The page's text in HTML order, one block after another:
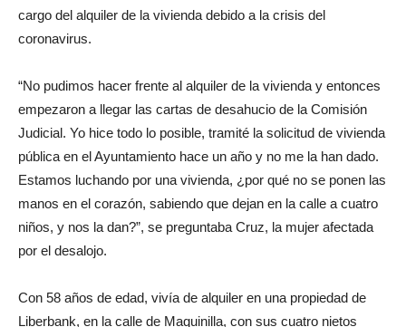
cargo del alquiler de la vivienda debido a la crisis del
coronavirus.
“No pudimos hacer frente al alquiler de la vivienda y entonces
empezaron a llegar las cartas de desahucio de la Comisión
Judicial. Yo hice todo lo posible, tramité la solicitud de vivienda
pública en el Ayuntamiento hace un año y no me la han dado.
Estamos luchando por una vivienda, ¿por qué no se ponen las
manos en el corazón, sabiendo que dejan en la calle a cuatro
niños, y nos la dan?”, se preguntaba Cruz, la mujer afectada
por el desalojo.
Con 58 años de edad, vivía de alquiler en una propiedad de
Liberbank, en la calle de Maquinilla, con sus cuatro nietos